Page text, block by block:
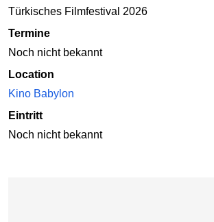
Türkisches Filmfestival 2026
Termine
Noch nicht bekannt
Location
Kino Babylon
Eintritt
Noch nicht bekannt